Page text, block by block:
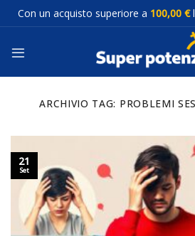
SaltaCon un acquisto superiore a 100,00 €
ARCHIVIO TAG: PROBLEMI
21
Set